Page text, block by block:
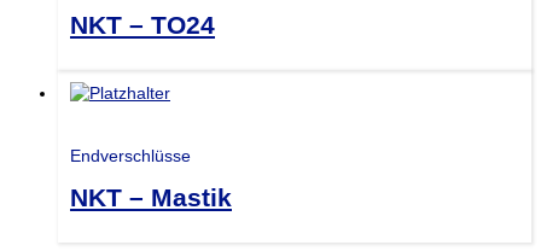
NKT – TO24
Endverschlüsse
NKT – Mastik